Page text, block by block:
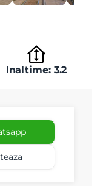
Inaltime: 3.2